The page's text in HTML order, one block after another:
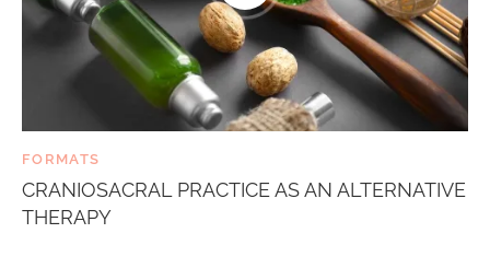
FORMATS
CRANIOSACRAL PRACTICE AS AN ALTERNATIVE
THERAPY